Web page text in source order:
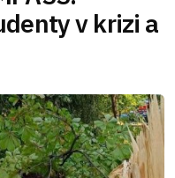
v krizi a